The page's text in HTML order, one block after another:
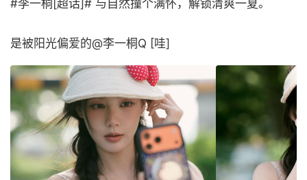
#李一桐[超话]# 与自然撞个满怀，解锁清爽一夏。
是被阳光偏爱的@李一桐Q [哇] ​